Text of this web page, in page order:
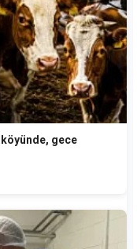
köyünde, gece